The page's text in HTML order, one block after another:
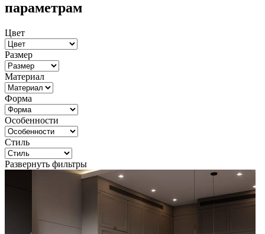
параметрам
Цвет
Размер
Материал
Форма
Особенности
Стиль
Развернуть фильтры